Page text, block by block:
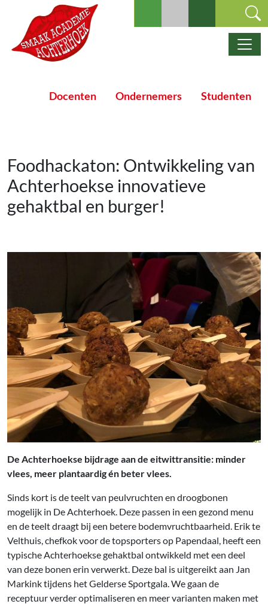
Ga naar de inhoud
Hoofdnavigatie
Docenten Ondernemers Studenten
Foodhackaton: Ontwikkeling van
Achterhoekse innovatieve
gehaktbal en burger!
De Achterhoekse bijdrage aan de eitwittransitie: minder
vlees, meer plantaardig én beter vlees.
Sinds kort is de teelt van peulvruchten en droogbonen
mogelijk in De Achterhoek. Deze passen in een gezond menu
en de teelt draagt bij een betere bodemvruchtbaarheid. Erik te
Velthuis, chefkok voor de topsporters op Papendaal, heeft een
typische Achterhoekse gehaktbal ontwikkeld met een deel
van deze bonen erin verwerkt. Deze bal is uitgereikt aan Jan
Markink tijdens het Gelderse Sportgala. We gaan de
receptuur verder optimaliseren en meer varianten maken met